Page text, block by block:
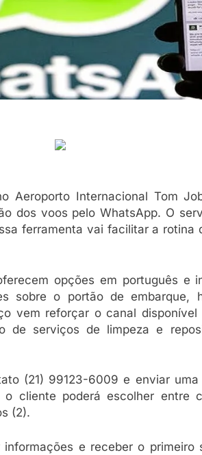
Aeroporto Internacional Tom
dos voos pelo WhatsApp. O
ferramenta vai facilitar a rotina
opções em português e
sobre o portão de embarque,
vem reforçar o canal
de serviços de limpeza e
(21) 99123-6009 e enviar uma
cliente poderá escolher entre
(2).
e receber o